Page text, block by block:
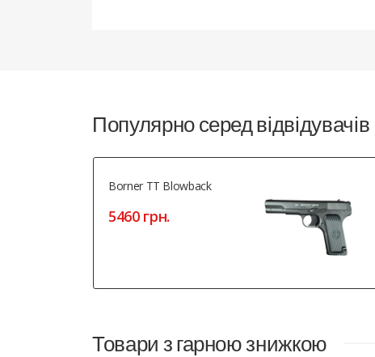
Популярно серед відвідувачів
Borner TT Blowback
5460 грн.
Товари з гарною знижкою